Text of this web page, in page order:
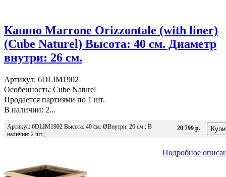
Кашпо Marrone Orizzontale (with liner)
(Cube Naturel) Высота: 40 см. Диаметр
внутри: 26 см.
Артикул: 6DLIM1902
Особенность: Cube Naturel
Продается партиями по 1 шт.
В наличии: 2...
Артикул: 6DLIM1902 Высота: 40 см. ØВнутри: 26 см.; В
наличии: 2 шт.;
20'799 р.
Подробное